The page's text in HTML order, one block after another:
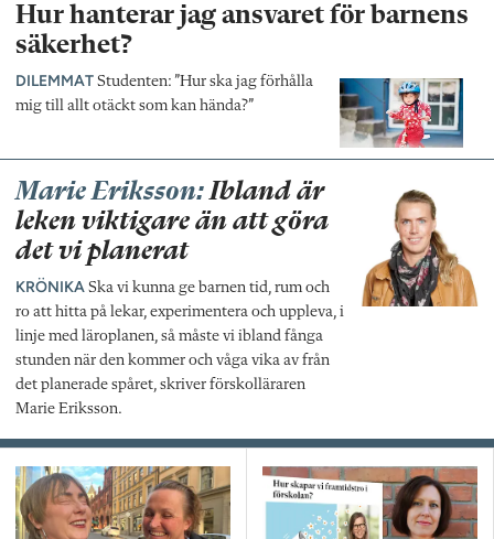
Hur hanterar jag ansvaret för barnens
säkerhet?
DILEMMAT Studenten: ”Hur ska jag förhålla
mig till allt otäckt som kan hända?”
Marie Eriksson:Ibland är
leken viktigare än att göra
det vi planerat
KRÖNIKA Ska vi kunna ge barnen tid, rum och
ro att hitta på lekar, experimentera och uppleva, i
linje med läroplanen, så måste vi ibland fånga
stunden när den kommer och våga vika av från
det planerade spåret, skriver förskolläraren
Marie Eriksson.